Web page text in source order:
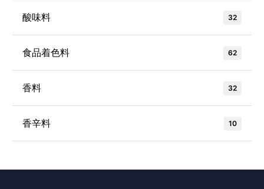
酸味料 32
食品着色料 62
香料 32
香辛料 10